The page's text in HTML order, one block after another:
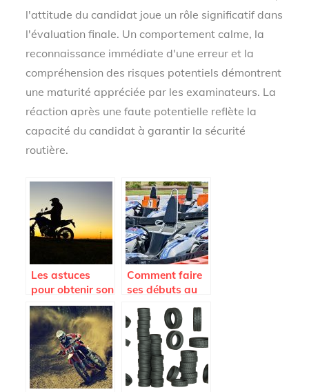
l'attitude du candidat joue un rôle significatif dans
l'évaluation finale. Un comportement calme, la
reconnaissance immédiate d'une erreur et la
compréhension des risques potentiels démontrent
une maturité appréciée par les examinateurs. La
réaction après une faute potentielle reflète la
capacité du candidat à garantir la sécurité
routière.
Les astuces
pour obtenir son
permis A2 haut
la main
Comment faire
ses débuts au